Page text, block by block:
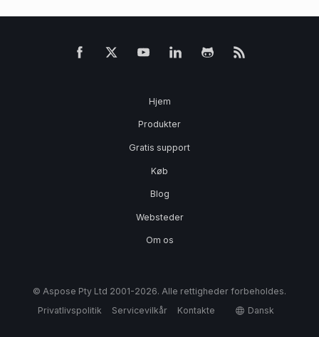
Hjem
Produkter
Gratis support
Køb
Blog
Websteder
Om os
© Aspose Pty Ltd 2001-2026. Alle rettigheder forbeholdes.
Privatlivspolitik
Servicevilkår Kontakte Dansk